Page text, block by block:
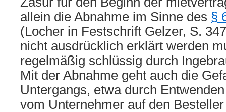
allein die Abnahme im Sinne des §
(Locher in Festschrift Gelzer, S.
nicht ausdrücklich erklärt werden
regelmäßig schlüssig durch
Mit der Abnahme geht auch die
Untergangs, etwa durch
vom Unternehmer auf den